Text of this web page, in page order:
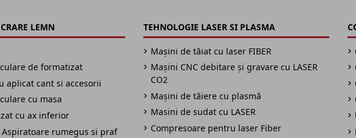
LEMN
de formatizat
aplicat cant si accesorii
cu masa
cu ax inferior
Aspiratoare rumegus si praf
TEHNOLOGIE LASER SI PLASMA
Mașini de tăiat cu laser FIBER
Mașini CNC debitare și gravare cu LASER
CO2
Mașini de tăiere cu plasmă
Masini de sudat cu LASER
Compresoare pentru laser Fiber